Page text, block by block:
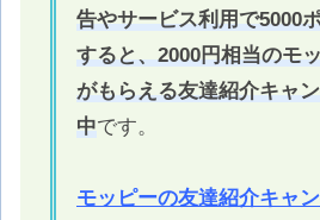
告やサービス利用で5000
すると、2000円相当のモ
がもらえる友達紹介キャ
中です。
モッピーの友達紹介キャ